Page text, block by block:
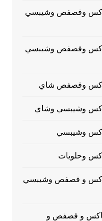
وفصفص وشيبسي
وفصفص وشيبسي
وفصفص شاي
وشيبسي وشاي
وشيبسي
وحلويات
و فصفص وشيبسي
و فصفص و